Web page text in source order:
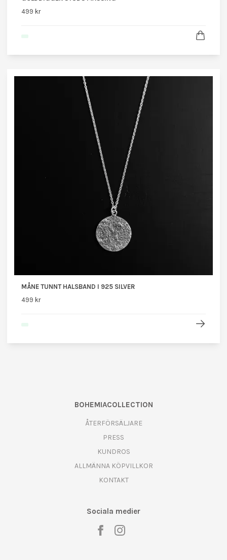
499 kr
MÅNE TUNNT HALSBAND I 925 SILVER
499 kr
BOHEMIACOLLECTION
ÅTERFÖRSÄLJARE
PRESS
KUNDROS
ALLMÄNNA KÖPVILLKOR
KONTAKT
Sociala medier